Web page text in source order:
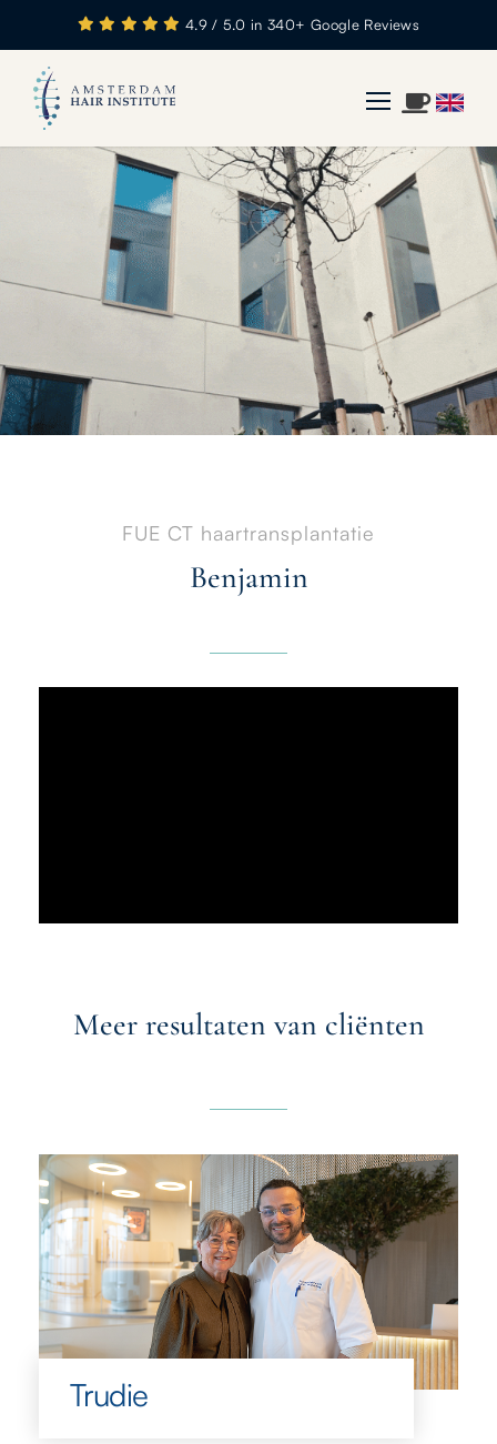
4.9 / 5.0 in 340+ Google Reviews
FUE CT haartransplantatie
Benjamin
Meer resultaten van cliënten
TrudieTrudie